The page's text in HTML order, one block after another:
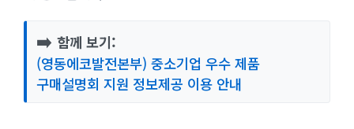
➡️ 함께 보기:
(영동에코발전본부) 중소기업 우수 제품
구매설명회 지원 정보제공 이용 안내